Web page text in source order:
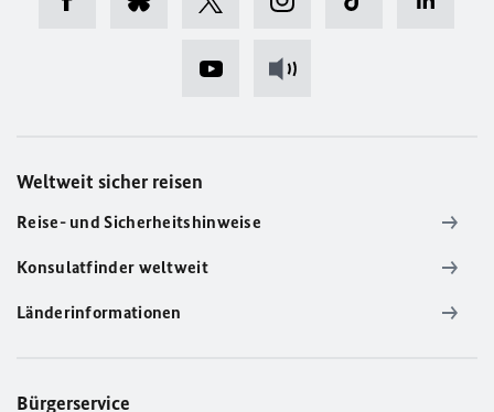
Weltweit sicher reisen
Reise- und Sicherheitshinweise
Konsulatfinder weltweit
Länderinformationen
Bürgerservice